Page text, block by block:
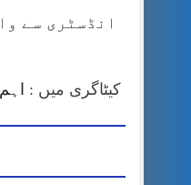
انڈسٹری سے
کیٹاگری میں :